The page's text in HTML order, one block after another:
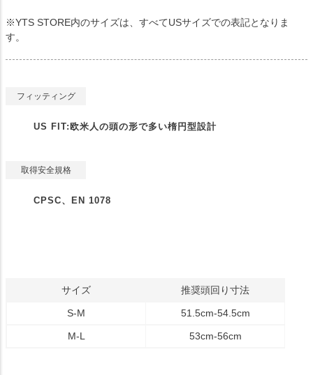
※YTS STORE内のサイズは、すべてUSサイズでの表記となりま
す。
フィッティング
US FIT:欧米人の頭の形で多い楕円型設計
取得安全規格
CPSC、EN 1078
サイズ 推奨頭回り寸法
S-M 51.5cm-54.5cm
M-L 53cm-56cm